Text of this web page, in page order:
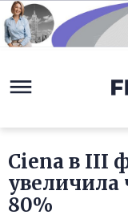
Ciena в III
80%